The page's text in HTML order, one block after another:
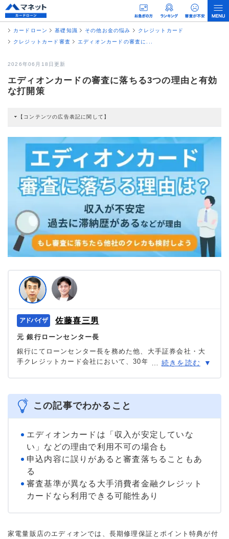
カードローン 基礎知識 その他お金の悩み
クレジットカード
クレジットカード審査
エディオンカードの審査に...
2026年06月18日更新
エディオンカードの審査に落ちる3つの理由と有効
な打開策
【コンテンツの広告表記に関して】
すると弊社に対して企業から紹介報酬が支払われるという収益モデルです。 た
だし、特定の商品を根拠なくPRするものではなく、当編集部の調査／ユーザー
への口コミ収集などに基づき、公平性を担保した情報提供を行っています。
>提携企業一覧
佐藤喜三男
元 銀行ローンセンター長
銀行にてローンセンター長を務めた他、大手証券会社・大
手クレジットカード会社において、30年に渡り審査を中心
て、多くの消費者の力になっている。
＞＞公式ページ
続きを読む
この記事でわかること
エディオンカードは「収入が安定していな
い」などの理由で利用不可の場合も
申込内容に誤りがあると審査落ちることもあ
る
審査基準が異なる大手消費者金融クレジット
カードなら利用できる可能性あり
家電量販店のエディオンでは、長期修理保証とポイント特典が付